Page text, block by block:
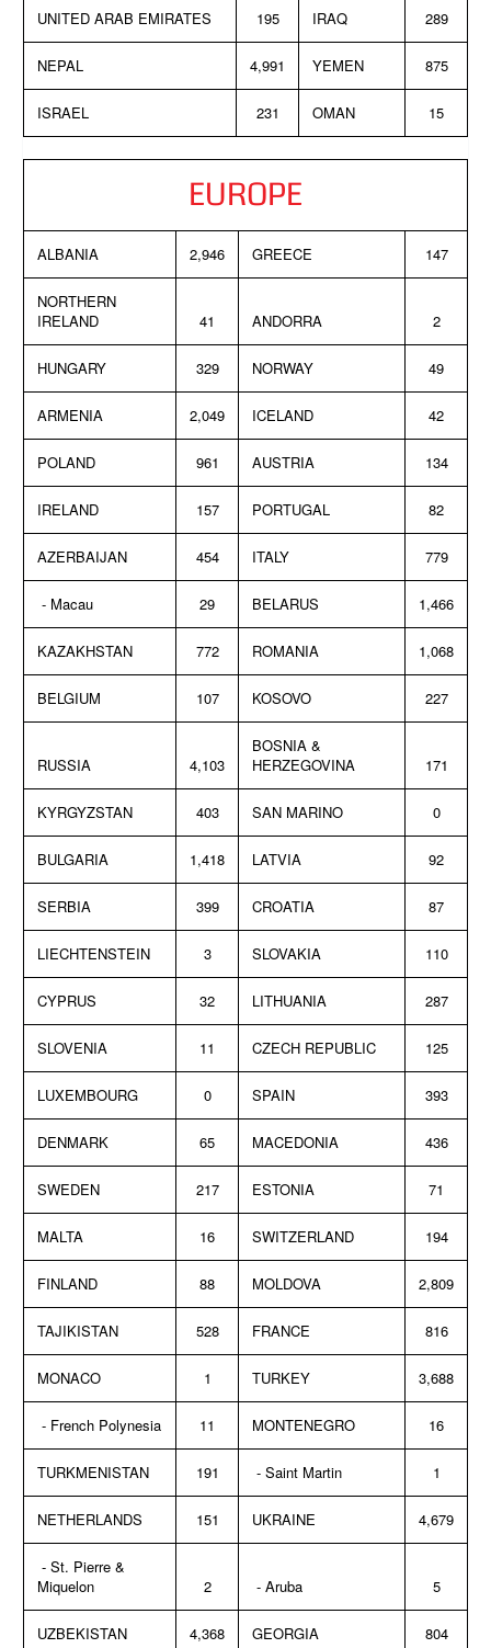
UNITED ARAB EMIRATES 195 IRAQ 289
NEPAL 4,991 YEMEN 875
ISRAEL 231 OMAN 15
EUROPE
ALBANIA 2,946 GREECE 147
NORTHERN
IRELAND
41 ANDORRA 2
HUNGARY 329 NORWAY 49
ARMENIA 2,049 ICELAND 42
POLAND 961 AUSTRIA 134
IRELAND 157 PORTUGAL 82
AZERBAIJAN 454 ITALY 779
- Macau 29 BELARUS 1,466
KAZAKHSTAN 772 ROMANIA 1,068
BELGIUM 107 KOSOVO 227
RUSSIA 4,103
BOSNIA &
HERZEGOVINA
171
KYRGYZSTAN 403 SAN MARINO 0
BULGARIA 1,418 LATVIA 92
SERBIA 399 CROATIA 87
LIECHTENSTEIN 3 SLOVAKIA 110
CYPRUS 32 LITHUANIA 287
SLOVENIA 11 CZECH REPUBLIC 125
LUXEMBOURG 0 SPAIN 393
DENMARK 65 MACEDONIA 436
SWEDEN 217 ESTONIA 71
MALTA 16 SWITZERLAND 194
FINLAND 88 MOLDOVA 2,809
TAJIKISTAN 528 FRANCE 816
MONACO 1 TURKEY 3,688
- French Polynesia 11 MONTENEGRO 16
TURKMENISTAN 191 - Saint Martin 1
NETHERLANDS 151 UKRAINE 4,679
- St. Pierre &
Miquelon
2 - Aruba 5
UZBEKISTAN 4,368 GEORGIA 804